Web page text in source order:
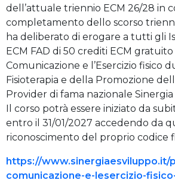
dell’attuale triennio ECM 26/28 in
completamento dello scorso
ha deliberato di erogare a tutti gli
ECM FAD di 50 crediti ECM
Comunicazione e l’Esercizio fisico
Fisioterapia e della Promozione
Provider di fama nazionale Sinergia
Il corso potrà essere iniziato da
entro il 31/01/2027 accedendo da
riconoscimento del proprio codice
https://www.sinergiaesviluppo.it/
comunicazione-e-lesercizio-